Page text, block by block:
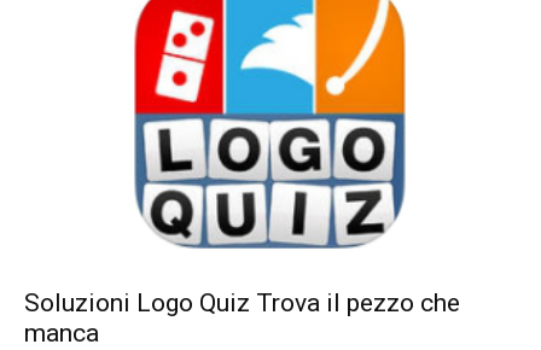
Soluzioni Logo Quiz Trova il pezzo che
manca